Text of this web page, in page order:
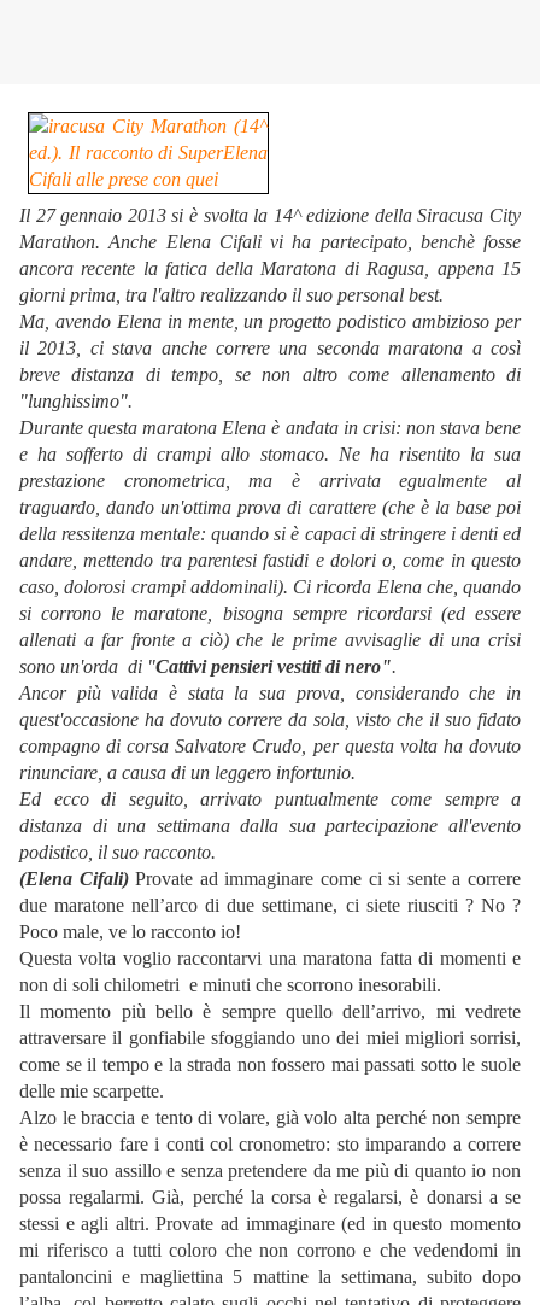
Il 27 gennaio 2013 si è svolta la 14^ edizione della Siracusa City
Marathon. Anche Elena Cifali vi ha partecipato, benchè fosse
ancora recente la fatica della Maratona di Ragusa, appena 15
giorni prima, tra l'altro realizzando il suo personal best.
Ma, avendo Elena in mente, un progetto podistico ambizioso per
il 2013, ci stava anche correre una seconda maratona a così
breve distanza di tempo, se non altro come allenamento di
"lunghissimo".
Durante questa maratona Elena è andata in crisi: non stava bene
e ha sofferto di crampi allo stomaco. Ne ha risentito la sua
prestazione cronometrica, ma è arrivata egualmente al
traguardo, dando un'ottima prova di carattere (che è la base poi
della ressitenza mentale: quando si è capaci di stringere i denti ed
andare, mettendo tra parentesi fastidi e dolori o, come in questo
caso, dolorosi crampi addominali). Ci ricorda Elena che, quando
si corrono le maratone, bisogna sempre ricordarsi (ed essere
allenati a far fronte a ciò) che le prime avvisaglie di una crisi
sono un'orda di "Cattivi pensieri vestiti di nero".
Ancor più valida è stata la sua prova, considerando che in
quest'occasione ha dovuto correre da sola, visto che il suo fidato
compagno di corsa Salvatore Crudo, per questa volta ha dovuto
rinunciare, a causa di un leggero infortunio.
Ed ecco di seguito, arrivato puntualmente come sempre a
distanza di una settimana dalla sua partecipazione all'evento
podistico, il suo racconto.
(Elena Cifali)Provate ad immaginare come ci si sente a correre
due maratone nell’arco di due settimane, ci siete riusciti ? No ?
Poco male, ve lo racconto io!
Questa volta voglio raccontarvi una maratona fatta di momenti e
non di soli chilometri e minuti che scorrono inesorabili.
Il momento più bello è sempre quello dell’arrivo, mi vedrete
attraversare il gonfiabile sfoggiando uno dei miei migliori sorrisi,
come se il tempo e la strada non fossero mai passati sotto le suole
delle mie scarpette.
Alzo le braccia e tento di volare, già volo alta perché non sempre
è necessario fare i conti col cronometro: sto imparando a correre
senza il suo assillo e senza pretendere da me più di quanto io non
possa regalarmi. Già, perché la corsa è regalarsi, è donarsi a se
stessi e agli altri. Provate ad immaginare (ed in questo momento
mi riferisco a tutti coloro che non corrono e che vedendomi in
pantaloncini e magliettina 5 mattine la settimana, subito dopo